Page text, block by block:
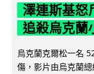
澤連斯基怒
追殺烏克蘭
烏克蘭克爾松一名
傷，影片由烏克蘭